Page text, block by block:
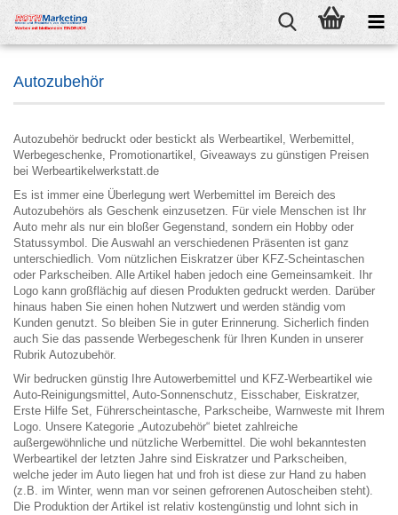
Autozubehör
Autozubehör bedruckt oder bestickt als Werbeartikel, Werbemittel,
Werbegeschenke, Promotionartikel, Giveaways zu günstigen Preisen
bei Werbeartikelwerkstatt.de
Es ist immer eine Überlegung wert Werbemittel im Bereich des
Autozubehörs als Geschenk einzusetzen. Für viele Menschen ist Ihr
Auto mehr als nur ein bloßer Gegenstand, sondern ein Hobby oder
Statussymbol. Die Auswahl an verschiedenen Präsenten ist ganz
unterschiedlich. Vom nützlichen Eiskratzer über KFZ-Scheintaschen
oder Parkscheiben. Alle Artikel haben jedoch eine Gemeinsamkeit. Ihr
Logo kann großflächig auf diesen Produkten gedruckt werden. Darüber
hinaus haben Sie einen hohen Nutzwert und werden ständig vom
Kunden genutzt. So bleiben Sie in guter Erinnerung. Sicherlich finden
auch Sie das passende Werbegeschenk für Ihren Kunden in unserer
Rubrik Autozubehör.
Wir bedrucken günstig Ihre Autowerbemittel und KFZ-Werbeartikel wie
Auto-Reinigungsmittel, Auto-Sonnenschutz, Eisschaber, Eiskratzer,
Erste Hilfe Set, Führerscheintasche, Parkscheibe, Warnweste mit Ihrem
Logo. Unsere Kategorie „Autozubehör“ bietet zahlreiche
außergewöhnliche und nützliche Werbemittel. Die wohl bekanntesten
Werbeartikel der letzten Jahre sind Eiskratzer und Parkscheiben,
welche jeder im Auto liegen hat und froh ist diese zur Hand zu haben
(z.B. im Winter, wenn man vor seinen gefrorenen Autoscheiben steht).
Die Produktion der Artikel ist relativ kostengünstig und lohnt sich in